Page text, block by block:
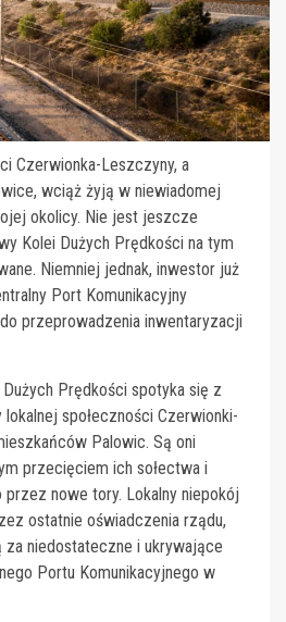
Czerwionka-Leszczyny, a
wciąż żyją w niewiadomej
okolicy. Nie jest jeszcze
Kolei Dużych Prędkości na tym
Niemniej jednak, inwestor już
Port Komunikacyjny
przeprowadzenia inwentaryzacji
Prędkości spotyka się z
społeczności Czerwionki-
Palowic. Są oni
przecięciem ich sołectwa i
nowe tory. Lokalny niepokój
ostatnie oświadczenia rządu,
za niedostateczne i ukrywające
Portu Komunikacyjnego w